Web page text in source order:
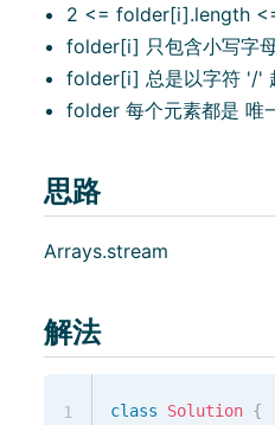
2 <= folder[i].length
folder[i] 只包含小写字
folder[i] 总是以字符 '/'
folder 每个元素都是 唯
思路
Arrays.stream
解法
class Solution {
1